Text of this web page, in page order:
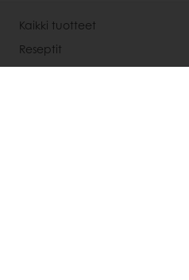
Kaikki tuotteet
Reseptit